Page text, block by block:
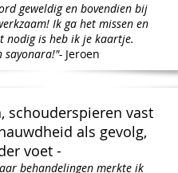
geweldig en bovendien bij
Ik ga het missen en
nodig is heb ik je kaartje.
sayonara!"- Jeroen
schouderspieren vast
als gevolg,
voet -
behandelingen merkte ik